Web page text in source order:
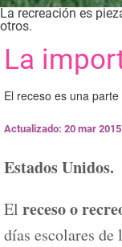
La recreación es
otros.
La
El receso es una
Actualizado: 20 mar 2015
Estados Unidos.
El receso o
días escolares de